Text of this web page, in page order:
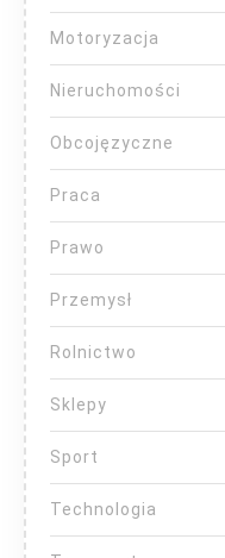
Motoryzacja
Nieruchomości
Obcojęzyczne
Praca
Prawo
Przemysł
Rolnictwo
Sklepy
Sport
Technologia